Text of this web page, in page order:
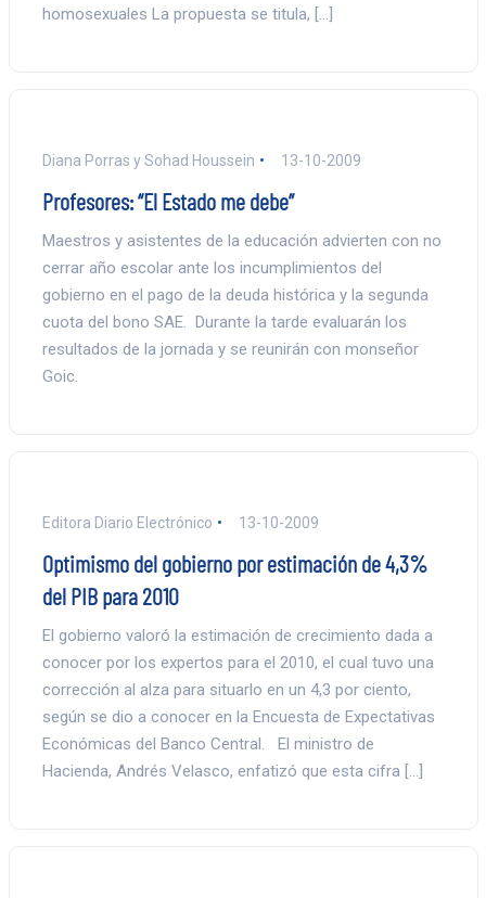
homosexuales La propuesta se titula, […]
Diana Porras y Sohad Houssein 13-10-2009
Profesores: “El Estado me debe”
Maestros y asistentes de la educación advierten con no
cerrar año escolar ante los incumplimientos del
gobierno en el pago de la deuda histórica y la segunda
cuota del bono SAE. Durante la tarde evaluarán los
resultados de la jornada y se reunirán con monseñor
Goic.
Editora Diario Electrónico 13-10-2009
Optimismo del gobierno por estimación de 4,3%
del PIB para 2010
El gobierno valoró la estimación de crecimiento dada a
conocer por los expertos para el 2010, el cual tuvo una
corrección al alza para situarlo en un 4,3 por ciento,
según se dio a conocer en la Encuesta de Expectativas
Económicas del Banco Central. El ministro de
Hacienda, Andrés Velasco, enfatizó que esta cifra […]